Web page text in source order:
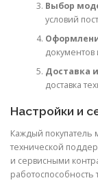
Выбор
условий
Доставка
доставка
Настройки и
Каждый покупатель
технической
и сервисными